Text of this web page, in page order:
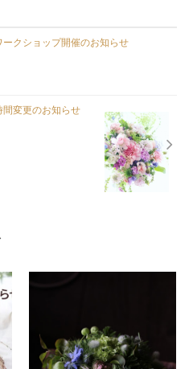
ークショップ開催のお知らせ
間変更のお知らせ